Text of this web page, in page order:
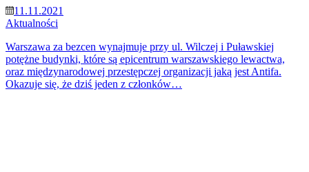
11.11.2021
Aktualności
Warszawa za bezcen wynajmuje przy ul. Wilczej i Puławskiej
potężne budynki, które są epicentrum warszawskiego lewactwa,
oraz międzynarodowej przestępczej organizacji jaką jest Antifa.
Okazuje się, że dziś jeden z członków…